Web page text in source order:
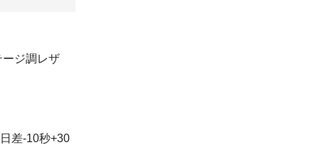
ジ調レザ
差-10秒+30